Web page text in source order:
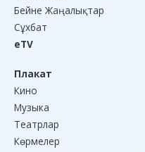
Бейне Жаңалықтар
Сұхбат
eTV
Плакат
Кино
Музыка
Театрлар
Көрмелер